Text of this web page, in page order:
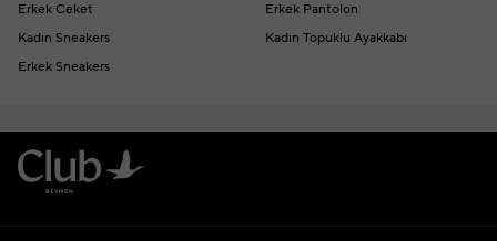
Erkek Ceket
Erkek Pantolon
Kadın Sneakers
Kadın Topuklu Ayakkabı
Erkek Sneakers